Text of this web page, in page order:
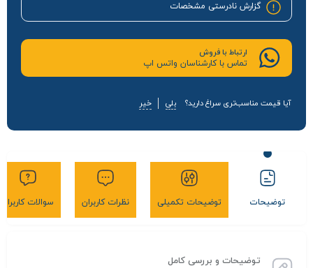
گزارش نادرستی مشخصات
ارتباط با فروش
تماس با کارشناسان واتس اپ
آیا قیمت مناسب‌تری سراغ دارید؟ بلی خیر
توضیحات توضیحات تکمیلی نظرات کاربران سوالات کاربران
توضیحات و بررسی کامل